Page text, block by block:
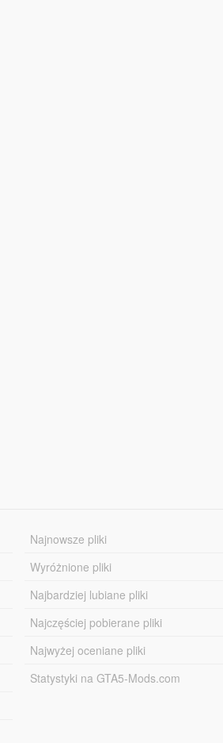
Najnowsze pliki
Wyróżnione pliki
Najbardziej lubiane pliki
Najczęściej pobierane pliki
Najwyżej oceniane pliki
Statystyki na GTA5-Mods.com